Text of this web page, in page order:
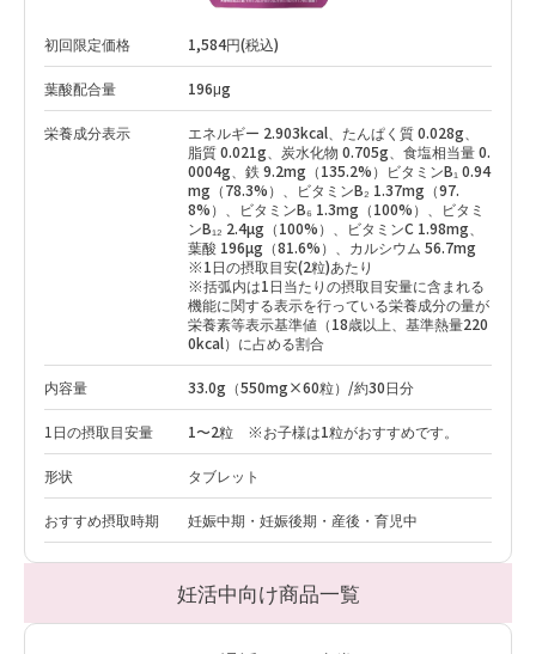
初回限定価格 1,584円(税込)
葉酸配合量 196μg
栄養成分表示
エネルギー 2.903kcal、たんぱく質 0.028g、
脂質 0.021g、炭水化物 0.705g、食塩相当量 0.
0004g、鉄 9.2mg（135.2%）ビタミンB₁ 0.94
mg（78.3%）、ビタミンB₂ 1.37mg（97.
8%）、ビタミンB₆ 1.3mg（100%）、ビタミ
ンB₁₂ 2.4µg（100%）、ビタミンC 1.98mg、
葉酸 196µg（81.6%）、カルシウム 56.7mg
※1日の摂取目安(2粒)あたり
※括弧内は1日当たりの摂取目安量に含まれる
機能に関する表示を行っている栄養成分の量が
栄養素等表示基準値（18歳以上、基準熱量220
0kcal）に占める割合
内容量 33.0g（550mg×60粒）/約30日分
1日の摂取目安量 1〜2粒 ※お子様は1粒がおすすめです。
形状 タブレット
おすすめ摂取時期 妊娠中期・妊娠後期・産後・育児中
妊活中向け商品一覧